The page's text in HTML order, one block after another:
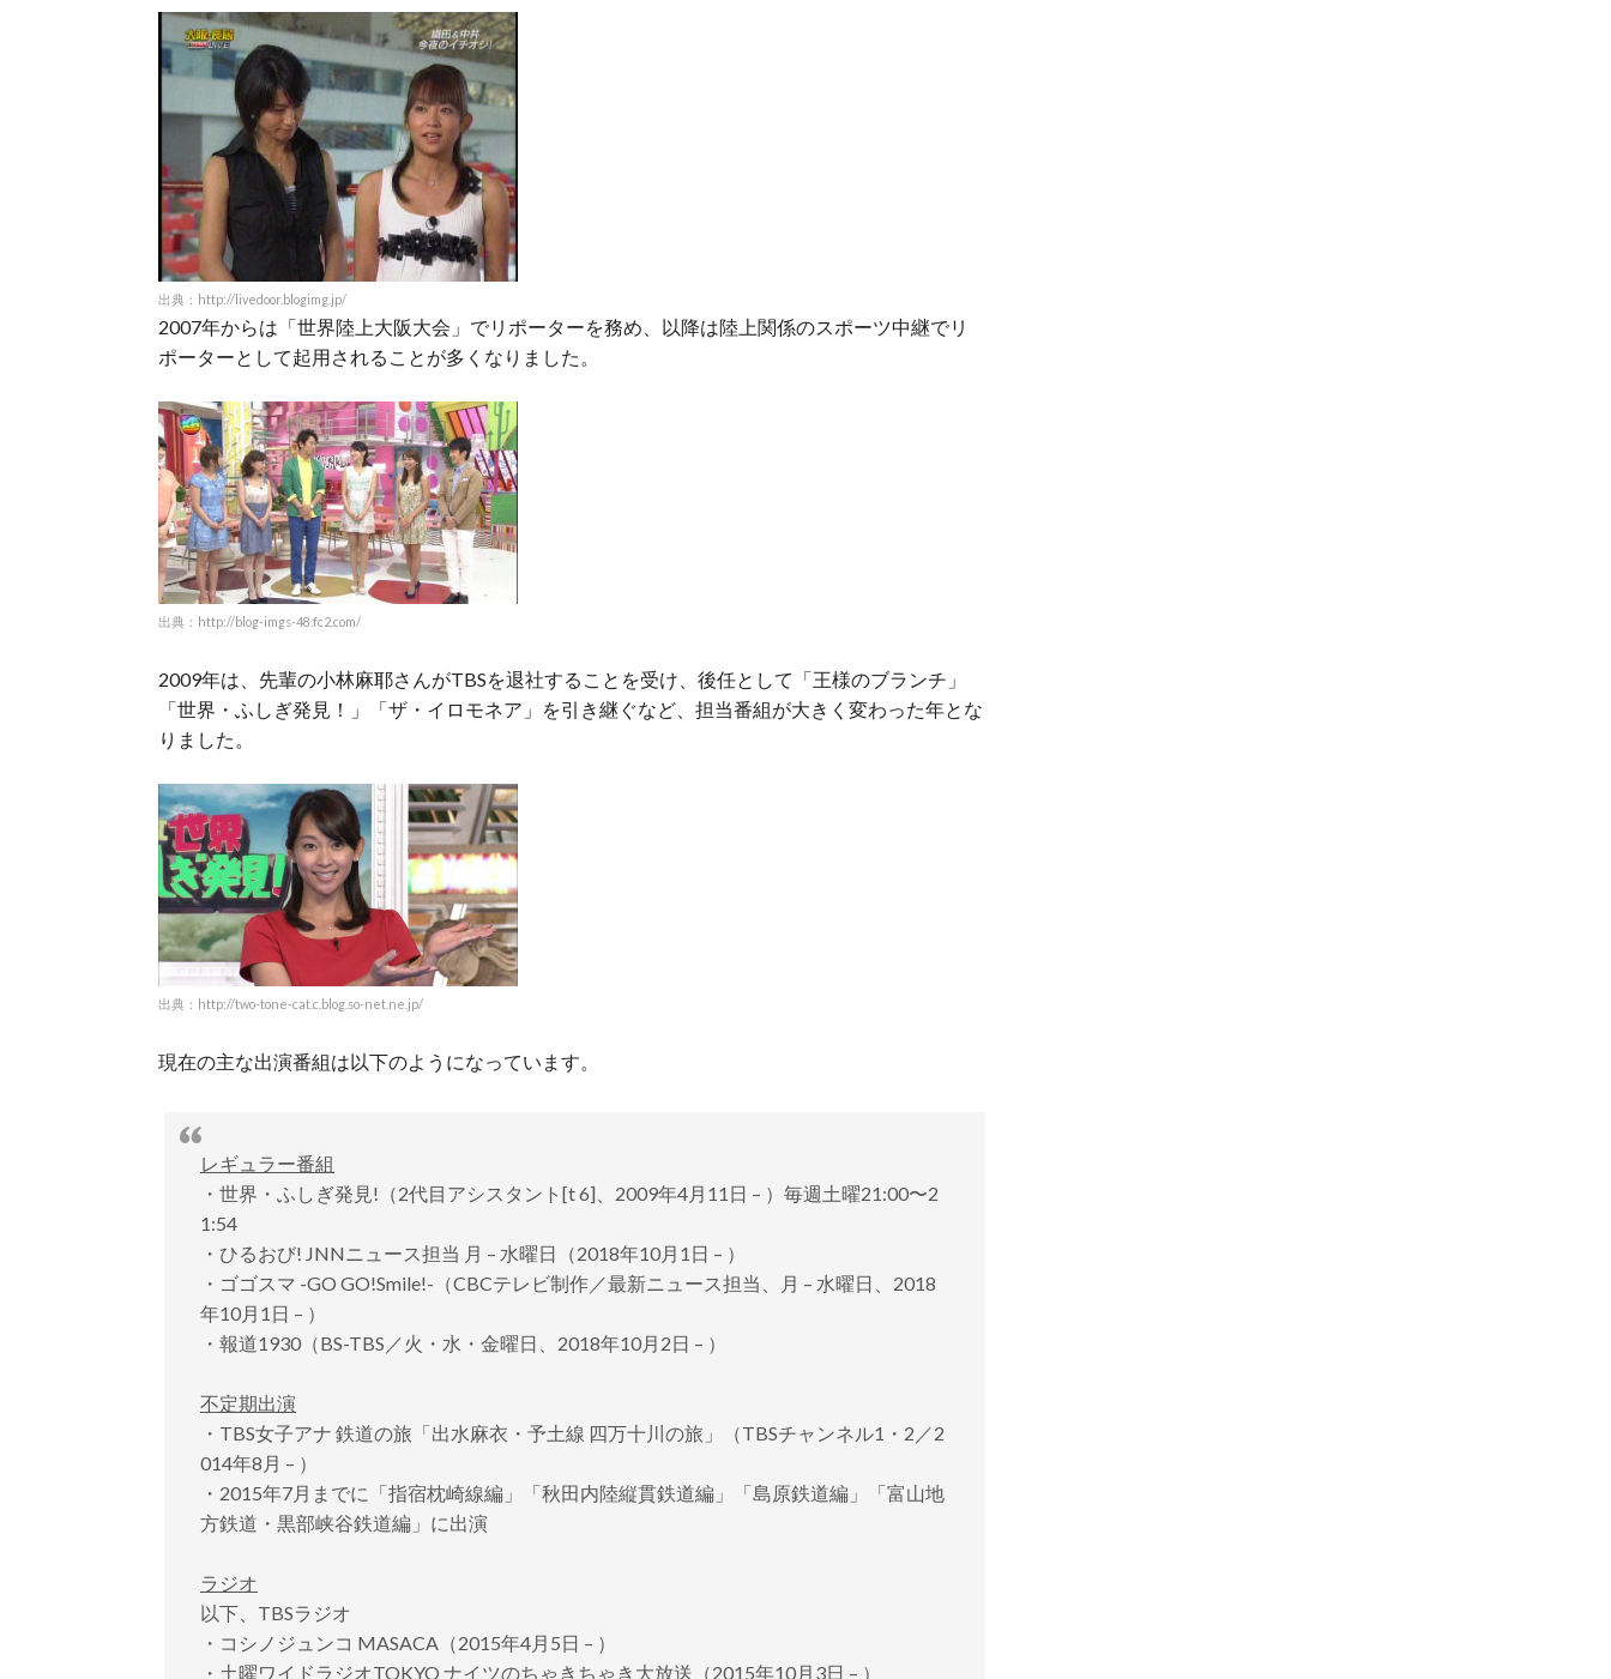
出典：http://livedoor.blogimg.jp/
2007年からは「世界陸上大阪大会」でリポーターを務め、以降は陸上関係のスポーツ中継でリ
ポーターとして起用されることが多くなりました。
出典：http://blog-imgs-48.fc2.com/
2009年は、先輩の小林麻耶さんがTBSを退社することを受け、後任として「王様のブランチ」
「世界・ふしぎ発見！」「ザ・イロモネア」を引き継ぐなど、担当番組が大きく変わった年とな
りました。
出典：http://two-tone-cat.c.blog.so-net.ne.jp/
現在の主な出演番組は以下のようになっています。
レギュラー番組
・世界・ふしぎ発見!（2代目アシスタント[t 6]、2009年4月11日 – ）毎週土曜21:00〜2
1:54
・ひるおび! JNNニュース担当 月 – 水曜日（2018年10月1日 – ）
・ゴゴスマ -GO GO!Smile!-（CBCテレビ制作／最新ニュース担当、月 – 水曜日、2018
年10月1日 – ）
・報道1930（BS-TBS／火・水・金曜日、2018年10月2日 – ）
不定期出演
・TBS女子アナ 鉄道の旅「出水麻衣・予土線 四万十川の旅」（TBSチャンネル1・2／2
014年8月 – ）
・2015年7月までに「指宿枕崎線編」「秋田内陸縦貫鉄道編」「島原鉄道編」「富山地
方鉄道・黒部峡谷鉄道編」に出演
ラジオ
以下、TBSラジオ
・コシノジュンコ MASACA（2015年4月5日 – ）
・土曜ワイドラジオTOKYO ナイツのちゃきちゃき大放送（2015年10月3日 – ）